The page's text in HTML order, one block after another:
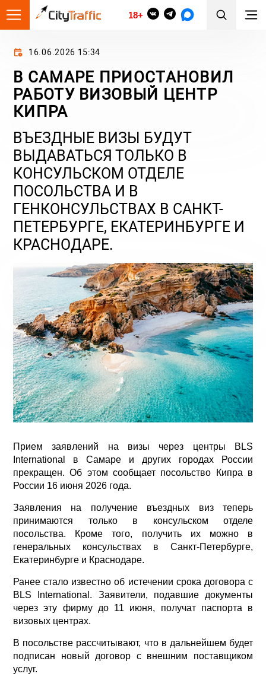
18+
16.06.2026 15:34
В САМАРЕ ПРИОСТАНОВИЛ
РАБОТУ ВИЗОВЫЙ ЦЕНТР
КИПРА
ВЪЕЗДНЫЕ ВИЗЫ БУДУТ
ВЫДАВАТЬСЯ ТОЛЬКО В
КОНСУЛЬСКОМ ОТДЕЛЕ
ПОСОЛЬСТВА И В
ГЕНКОНСУЛЬСТВАХ В САНКТ-
ПЕТЕРБУРГЕ, ЕКАТЕРИНБУРГЕ И
КРАСНОДАРЕ.
Прием заявлений на визы через центры BLS
International в Самаре и других городах России
прекращен. Об этом сообщает посольство Кипра в
России 16 июня 2026 года.
Заявления на получение въездных виз теперь
принимаются только в консульском отделе
посольства. Кроме того, получить их можно в
генеральных консульствах в Санкт-Петербурге,
Екатеринбурге и Краснодаре.
Ранее стало известно об истечении срока договора с
BLS International. Заявители, подавшие документы
через эту фирму до 11 июня, получат паспорта в
визовых центрах.
В посольстве рассчитывают, что в дальнейшем будет
подписан новый договор с внешним поставщиком
услуг.